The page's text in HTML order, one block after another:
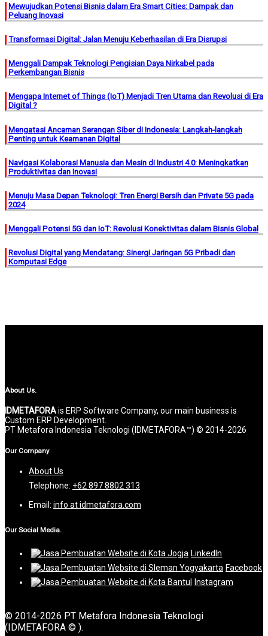
Mewujudkan Potensi Bisnis dalam Era Smart Cities: Dampak dan
Peluang Inovasi
Transformasi Digital: Jalan Menuju Keberhasilan di Era Disrupsi
Menggali Dampak Teknologi Pengisian Daya Nirkabel pada
Perkembangan Bisnis
Mengapa Internet of Things (IoT) Menjadi Tren Utama dan Revolusi di Era
Digital ?
Mengatasi Ancaman Serangan Siber di Indonesia: Langkah-langkah
Penting untuk Keamanan Digital
Navigasi Kolaborasi Manusia dan Mesin di Industri 4.0: Meningkatkan
Produktivitas dan Inovasi
Menuju Masa Depan Teknologi: Tren Energi Bersih dan Private 5G pada
2024
Menggali Potensi 5G dan IoT: Revolusi Konektivitas dalam Bisnis Global
Revolusi Digital yang Mendatang: Sinergi Jaringan 5G Pribadi dan
Komputasi Edge
About Us.
IDMETAFORAis ERP Software Company, our main business is
Custom ERP Development.
PT Metafora Indonesia Teknologi (IDMETAFORA™) © 2014-2026
Our Company
About Us
Telephone: +62 897 8802 313
Email: info at idmetafora.com
Our Social Media.
LinkedIn
Facebook
Instagram
© 2014-2026 PT Metafora Indonesia Teknologi
(IDMETAFORA © ).